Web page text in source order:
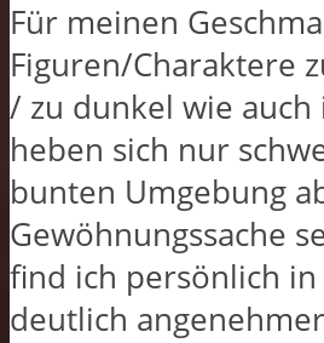
Für meinen
Figuren/Charaktere
/ zu dunkel wie
heben sich nur
bunten Umgebung
Gewöhnungssache
find ich persönlich in
deutlich